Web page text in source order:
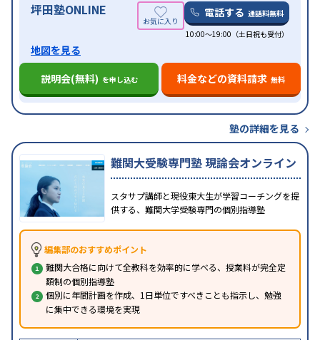
坪田塾ONLINE 電話する 通話料無料
10:00～19:00（土日祝も受付）
地図を見る
説明会(無料) を申し込む 料金などの資料請求 無料
塾の詳細を見る
難関大受験専門塾 現論会オンライン
スタサプ講師と現役東大生が学習コーチングを提
供する、難関大学受験専門の個別指導塾
編集部のおすすめポイント
難関大合格に向けて全教科を効率的に学べる、授業料が完全定
額制の個別指導塾
個別に年間計画を作成、1日単位ですべきことも指示し、勉強
に集中できる環境を実現